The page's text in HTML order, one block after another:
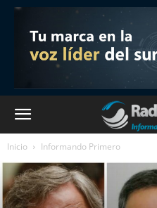
Inicio Informando Primero